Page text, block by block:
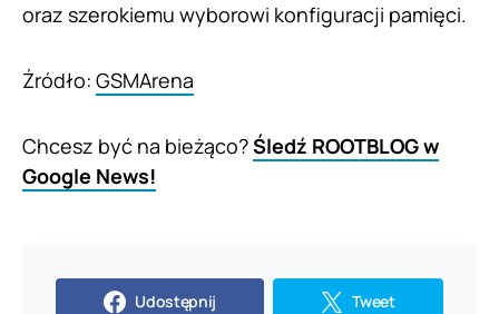
oraz szerokiemu wyborowi konfiguracji pamięci.
Źródło: GSMArena
Chcesz być na bieżąco?Śledź ROOTBLOG w
Google News!
Udostępnij Tweet